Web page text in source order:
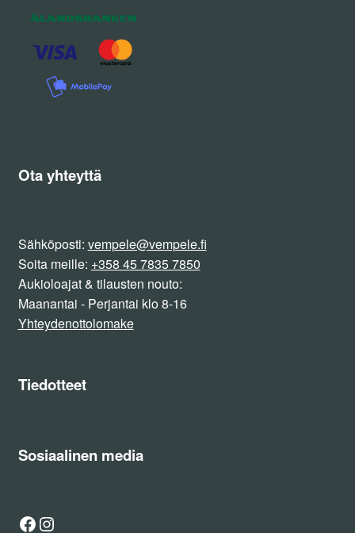
Ota yhteyttä
Sähköposti: vempele@vempele.fi
Soita meille: +358 45 7835 7850
Aukioloajat & tilausten nouto:
Maanantai - Perjantai klo 8-16
Yhteydenottolomake
Tiedotteet
Sosiaalinen media
Facebook
Instagram